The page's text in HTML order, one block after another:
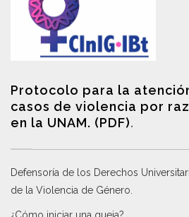
Protocolo para la
casos de violencia por
en la UNAM. (PDF).
Defensoría de los Derechos
de la Violencia de Género
¿Cómo iniciar una queja?